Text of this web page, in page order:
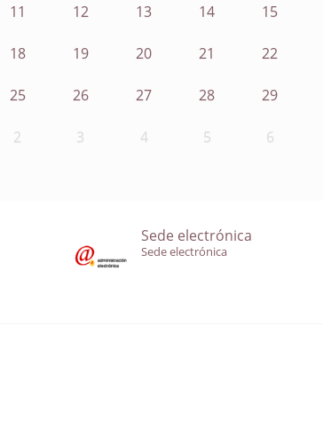
11 12 13 14 15
18 19 20 21 22
25 26 27 28 29
2 3 4 5 6
Sede electrónica
Sede electrónica